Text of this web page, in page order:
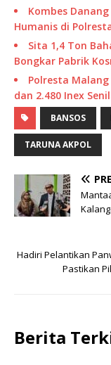
Kombes
Humanis di
Sita 1,4 Ton
Bongkar Pabrik
Polresta Malang
dan 2.480 Inex
BANSOS
TARUNA AKPOL
Hadiri Pelantikan
Pastikan
Berita